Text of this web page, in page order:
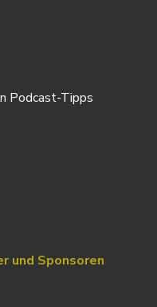
Podcast-Tipps
und Sponsoren